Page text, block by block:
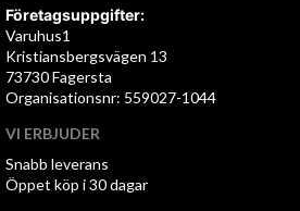
Företagsuppgifter:
Varuhus1
Kristiansbergsvägen 13
73730 Fagersta
Organisationsnr: 559027-1044
VI ERBJUDER
Snabb leverans
Öppet köp i 30 dagar